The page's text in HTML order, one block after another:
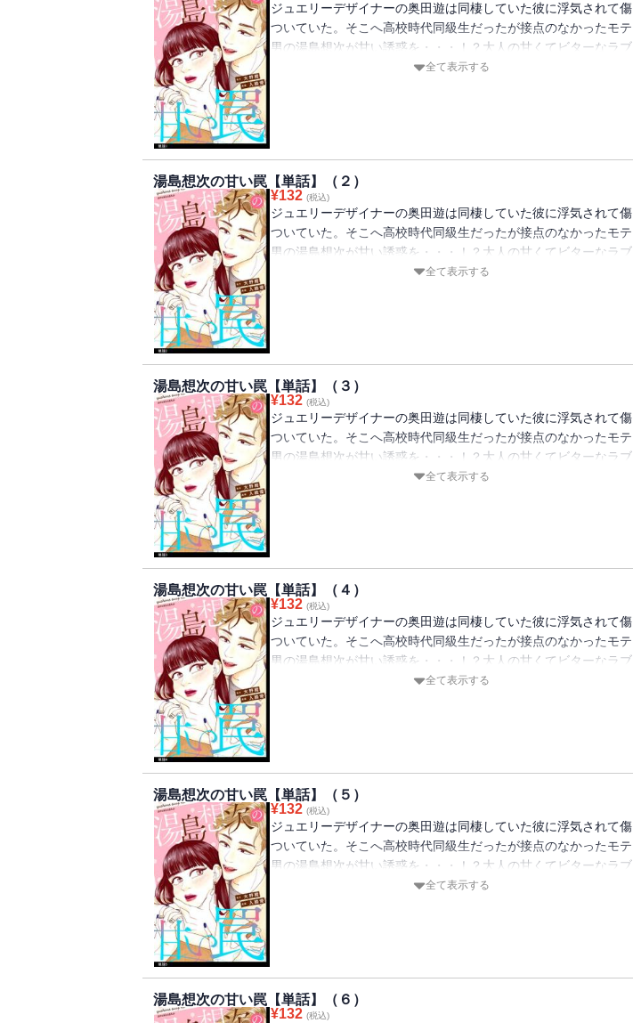
ジュエリーデザイナーの奥田遊は同棲していた彼に浮気されて傷
ついていた。そこへ高校時代同級生だったが接点のなかったモテ
男の湯島想次が甘い誘惑を・・・！？大人の甘くてビターなラブ
全て表示する
湯島想次の甘い罠【単話】（２）
¥132 (税込)
ジュエリーデザイナーの奥田遊は同棲していた彼に浮気されて傷
ついていた。そこへ高校時代同級生だったが接点のなかったモテ
男の湯島想次が甘い誘惑を・・・！？大人の甘くてビターなラブ
全て表示する
湯島想次の甘い罠【単話】（３）
¥132 (税込)
ジュエリーデザイナーの奥田遊は同棲していた彼に浮気されて傷
ついていた。そこへ高校時代同級生だったが接点のなかったモテ
男の湯島想次が甘い誘惑を・・・！？大人の甘くてビターなラブ
全て表示する
湯島想次の甘い罠【単話】（４）
¥132 (税込)
ジュエリーデザイナーの奥田遊は同棲していた彼に浮気されて傷
ついていた。そこへ高校時代同級生だったが接点のなかったモテ
男の湯島想次が甘い誘惑を・・・！？大人の甘くてビターなラブ
全て表示する
湯島想次の甘い罠【単話】（５）
¥132 (税込)
ジュエリーデザイナーの奥田遊は同棲していた彼に浮気されて傷
ついていた。そこへ高校時代同級生だったが接点のなかったモテ
男の湯島想次が甘い誘惑を・・・！？大人の甘くてビターなラブ
全て表示する
湯島想次の甘い罠【単話】（６）
¥132 (税込)